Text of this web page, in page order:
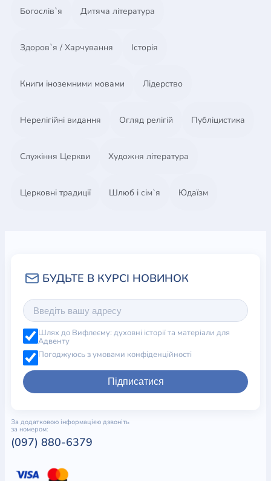
Богослів`я Дитяча література
Здоров`я / Харчування Історія
Книги іноземними мовами Лідерство
Нерелігійні видання Огляд релігій Публіцистика
Служіння Церкви Художня література
Церковні традиції Шлюб і сім`я Юдаїзм
Шлях до Вифлеєму: духовні історії та матеріали для
Адвенту
Погоджуюсь з умовами конфіденційності
Підписатися
За додатковою інформацією дзвоніть
за номером:
(097) 880-6379